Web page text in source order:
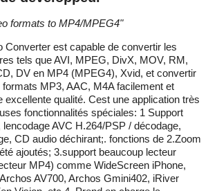
formats to MP4/MPEG4"
Converter est capable de convertir les
tels que AVI, MPEG, DivX, MOV, RM,
DV en MP4 (MPEG4), Xvid, et convertir
MP3, AAC, M4A facilement et
excellente qualité. Cest une application très
fonctionnalités spéciales: 1 Support
AVC H.264/PSP / décodage,
CD audio déchirant;. fonctions de 2.Zoom
ajoutés; 3.support beaucoup lecteur
MP4) comme WideScreen iPhone,
AV700, Archos Gmini402, iRiver